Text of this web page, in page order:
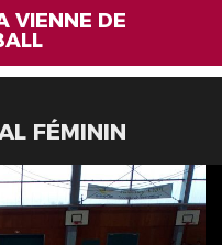
VIENNE DE
FÉMININ